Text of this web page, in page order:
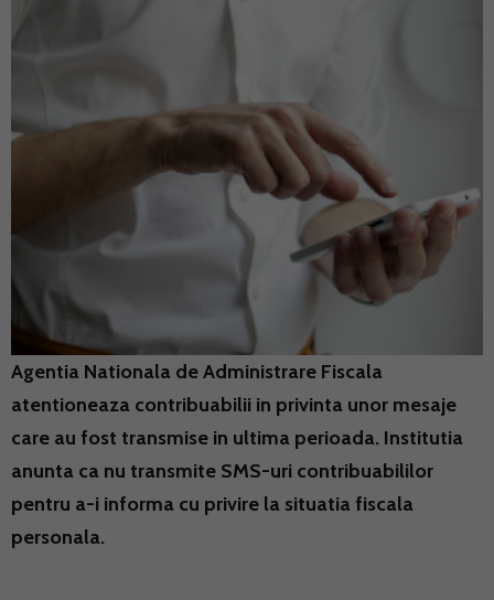
Agentia Nationala de Administrare Fiscala
atentioneaza contribuabilii in privinta unor mesaje
care au fost transmise in ultima perioada. Institutia
anunta ca nu transmite SMS-uri contribuabililor
pentru a-i informa cu privire la situatia fiscala
personala.